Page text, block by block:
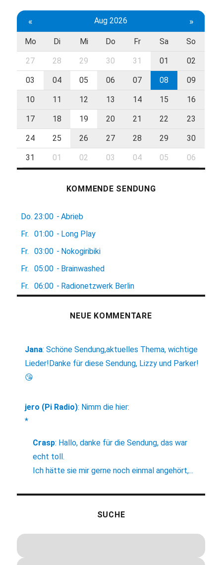
« Aug 2026 »
Mo Di Mi Do Fr Sa So
27 28 29 30 31 01 02
03 04 05 06 07 08 09
10 11 12 13 14 15 16
17 18 19 20 21 22 23
24 25 26 27 28 29 30
31 01 02 03 04 05 06
KOMMENDE SENDUNG
Do. 23:00 - Abrieb
Fr.
01:00 - Long Play
Fr.
03:00 - Nokogiribiki
Fr.
05:00 - Brainwashed
Fr.
06:00 - Radionetzwerk Berlin
NEUE KOMMENTARE
Jana:Schöne Sendung,aktuelles Thema, wichtige
Lieder!Danke für diese Sendung, Lizzy und Parker!
😘
jero (Pi Radio): Nimm die hier:
*
Crasp: Hallo, danke für die Sendung, das war
echt toll.
Ich hätte sie mir gerne noch einmal angehört,...
SUCHE